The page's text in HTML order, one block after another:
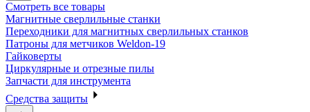
Смотреть все товары
Магнитные сверлильные станки
Переходники для магнитных сверлильных станков
Патроны для метчиков Weldon-19
Гайковерты
Циркулярные и отрезные пилы
Запчасти для инструмента
Средства защиты